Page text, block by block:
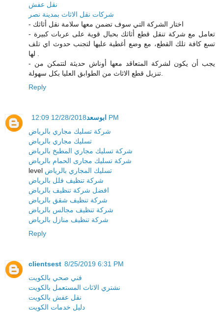
نقل عفش
شركات نقل الاثاث بمدينة نصر
- اختار الشركة التي سوف تضمن معها سلامة نقل أثاثك
- تعامل مع شركة تنقل قطع أثاثك بحبال قوية على عربات كبيرة
تسع كافة تلك القطع، مع وضع أغطية عليها لتجنب حدوث اي تلف
- يجب أن يكون لشركة المتعاقد معها أوناش حديثة لتتمكن من
Reply
ابوسعد 12/28/2018 12:09 PM
شركة تسليك مجاري بالرياض
تسليك مجاري بالرياض
شركة تسليك مجاري المطبخ بالرياض
شركة تسليك مجارى الحمام بالرياض
level تسليك المجاري بالرياض
شركة تنظيف فلل بالرياض
افضل شركة تنظيف بالرياض
شركة تنظيف شقق بالرياض
شركة تنظيف مجالس بالرياض
شركة تنظيف منازل بالرياض
Reply
clientsest 8/25/2019 6:31 PM
فني صحي بالكويت
نشتري الاثاث المستعمل بالكويت
نقل عفش بالكويت
دليل خدمات الكويت